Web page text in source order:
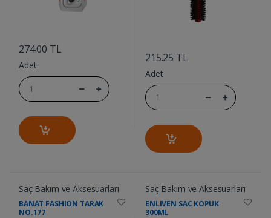
274.00 TL
Adet
215.25 TL
Adet
Saç Bakım ve Aksesuarları
BANAT FASHION TARAK
NO.177
Saç Bakım ve Aksesuarları
ENLIVEN SAC KOPUK
300ML